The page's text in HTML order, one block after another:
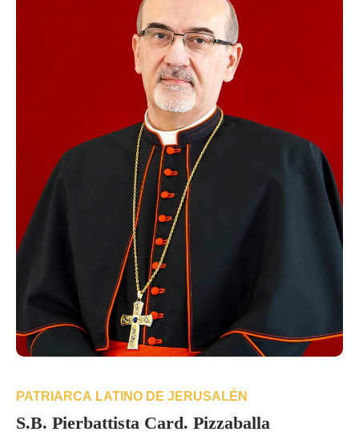
PATRIARCA LATINO DE JERUSALÉN
S.B. Pierbattista Card. Pizzaballa